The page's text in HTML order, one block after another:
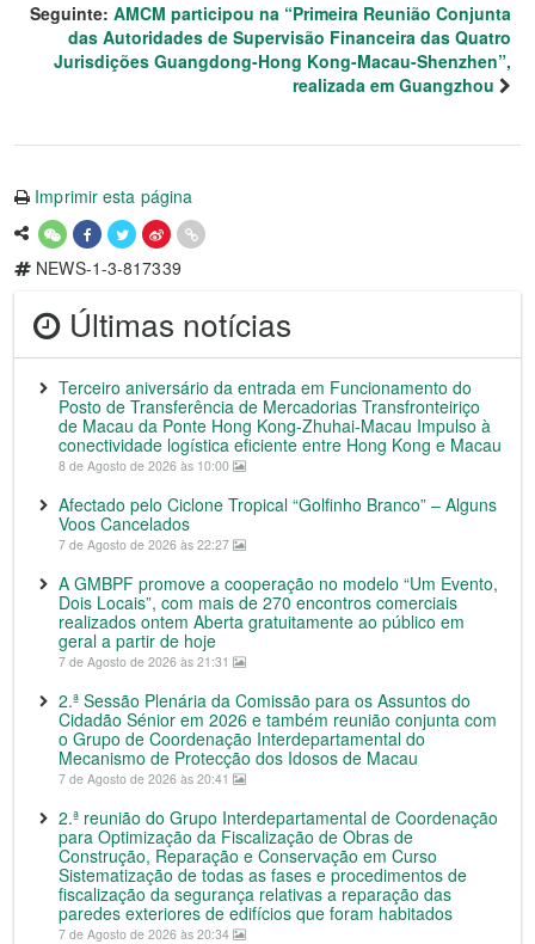
Seguinte: AMCM participou na “Primeira Reunião Conjunta
das Autoridades de Supervisão Financeira das Quatro
Jurisdições Guangdong-Hong Kong-Macau-Shenzhen”,
realizada em Guangzhou
Imprimir esta página
NEWS-1-3-817339
Últimas notícias
Terceiro aniversário da entrada em Funcionamento do
Posto de Transferência de Mercadorias Transfronteiriço
de Macau da Ponte Hong Kong-Zhuhai-Macau Impulso à
conectividade logística eficiente entre Hong Kong e Macau
8 de Agosto de 2026 às 10:00
Afectado pelo Ciclone Tropical “Golfinho Branco” – Alguns
Voos Cancelados
7 de Agosto de 2026 às 22:27
A GMBPF promove a cooperação no modelo “Um Evento,
Dois Locais”, com mais de 270 encontros comerciais
realizados ontem Aberta gratuitamente ao público em
geral a partir de hoje
7 de Agosto de 2026 às 21:31
2.ª Sessão Plenária da Comissão para os Assuntos do
Cidadão Sénior em 2026 e também reunião conjunta com
o Grupo de Coordenação Interdepartamental do
Mecanismo de Protecção dos Idosos de Macau
7 de Agosto de 2026 às 20:41
2.ª reunião do Grupo Interdepartamental de Coordenação
para Optimização da Fiscalização de Obras de
Construção, Reparação e Conservação em Curso
Sistematização de todas as fases e procedimentos de
fiscalização da segurança relativas a reparação das
paredes exteriores de edifícios que foram habitados
7 de Agosto de 2026 às 20:34